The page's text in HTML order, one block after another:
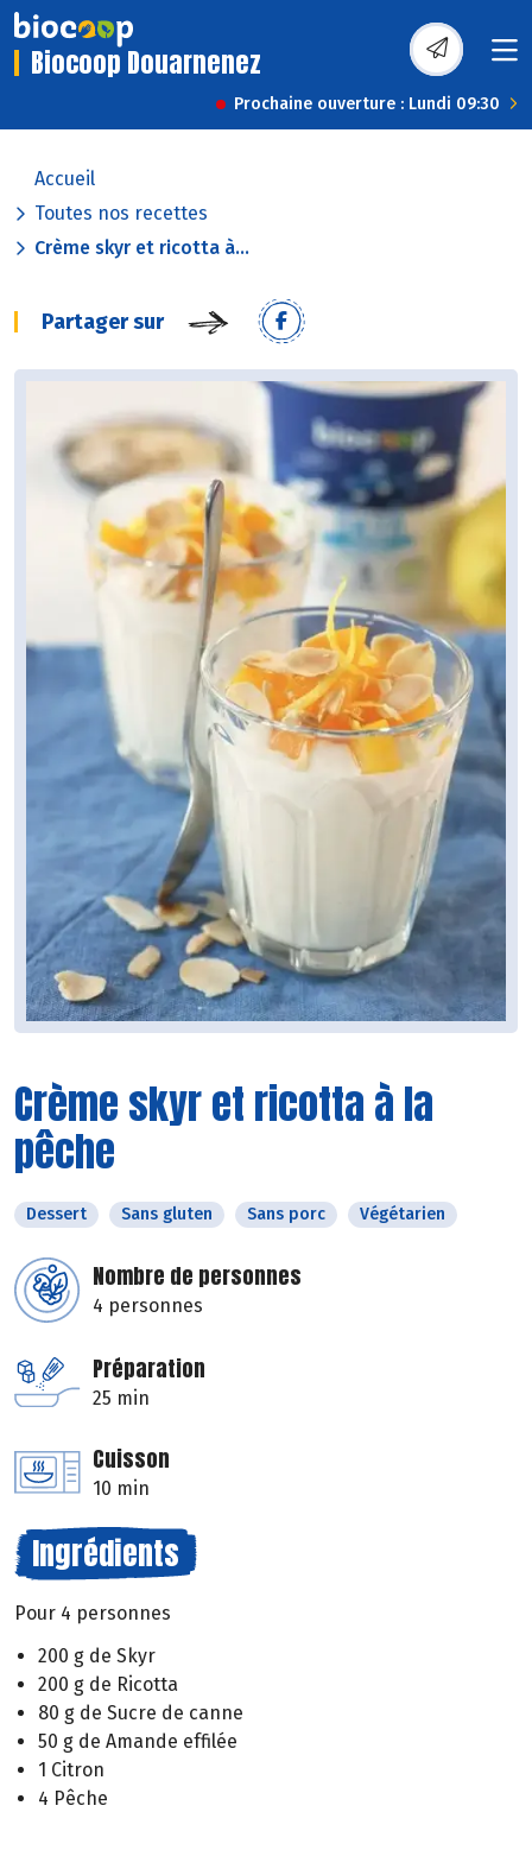
Biocoop Douarnenez
Prochaine ouverture : Lundi 09:30
Accueil
Toutes nos recettes
Crème skyr et ricotta à...
Partager sur
Crème skyr et ricotta à la
pêche
Dessert Sans gluten Sans porc Végétarien
Nombre de personnes
4 personnes
Préparation
25 min
Cuisson
10 min
Ingrédients
Pour 4 personnes
200 g de Skyr
200 g de Ricotta
80 g de Sucre de canne
50 g de Amande effilée
1 Citron
4 Pêche